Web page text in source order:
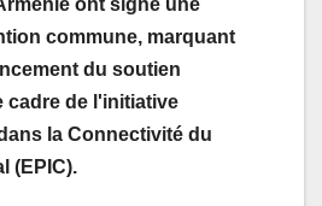
commune, marquant
du soutien
cadre de l'initiative
la Connectivité du
(EPIC).